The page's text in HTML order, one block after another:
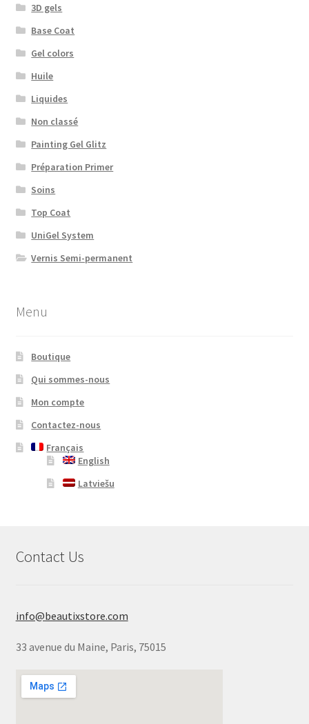
3D gels
Base Coat
Gel colors
Huile
Liquides
Non classé
Painting Gel Glitz
Préparation Primer
Soins
Top Coat
UniGel System
Vernis Semi-permanent
Menu
Boutique
Qui sommes-nous
Mon compte
Contactez-nous
Français
English
Latviešu
Contact Us
info@beautixstore.com
33 avenue du Maine, Paris, 75015